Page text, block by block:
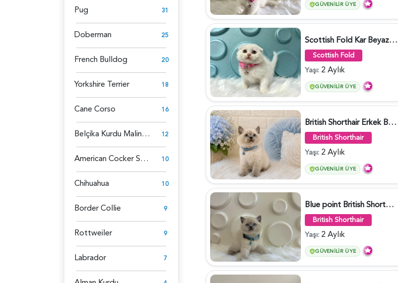
Pug 31
Doberman 25
French Bulldog 20
Yorkshire Terrier 18
Cane Corso 16
Belçika Kurdu Malinois 12
American Cocker Spaniel 10
Chihuahua 10
Border Collie 9
Rottweiler 9
Labrador 7
GÜVENILIR ÜYE
Scottish Fold Kar Beyazı Dişi 2 Aylık - 2980
Scottish Fold
Yaşı: 2 Aylık
GÜVENILIR ÜYE
British Shorthair Erkek Bluepoint 2 Aylık - 4448
British Shorthair
Yaşı: 2 Aylık
GÜVENILIR ÜYE
Blue point British Shorthair Kedim 2 Aylık - 4132
British Shorthair
Yaşı: 2 Aylık
GÜVENILIR ÜYE